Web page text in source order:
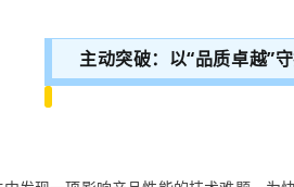
主动突破：以“品质卓越”